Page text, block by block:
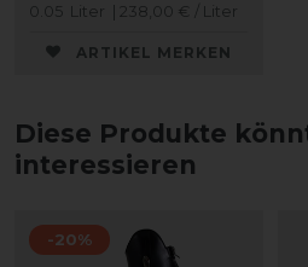
0.05 Liter | 238,00 € / Liter
ARTIKEL MERKEN
Diese Produkte
interessieren
-20%